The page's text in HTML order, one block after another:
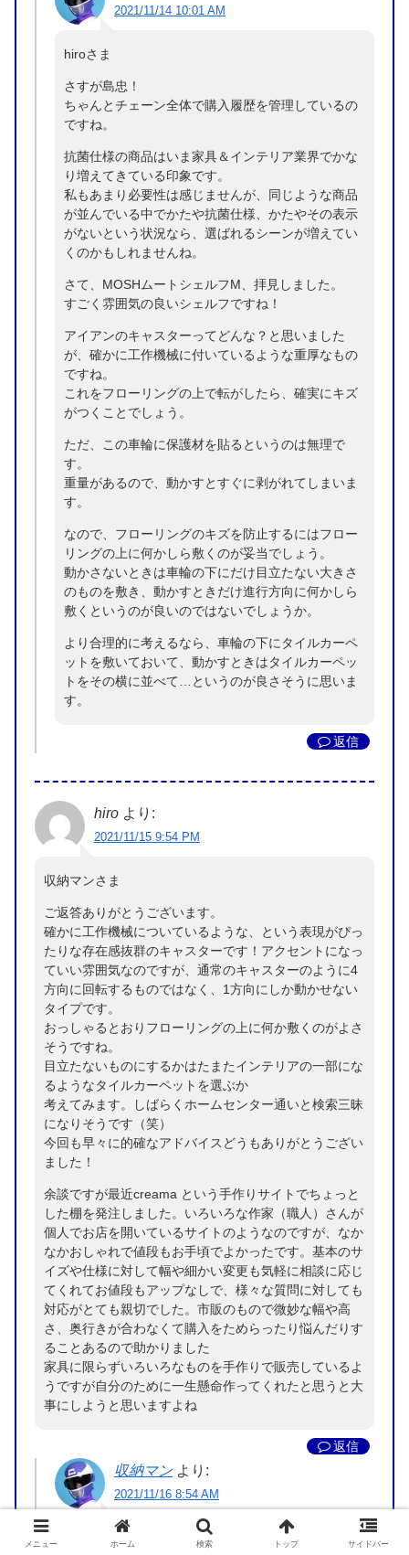
2021/11/14 10:01 AM
hiroさま
さすが島忠！
ちゃんとチェーン全体で購入履歴を管理しているの
ですね。
抗菌仕様の商品はいま家具＆インテリア業界でかな
り増えてきている印象です。
私もあまり必要性は感じませんが、同じような商品
が並んでいる中でかたや抗菌仕様、かたやその表示
がないという状況なら、選ばれるシーンが増えてい
くのかもしれませんね。
さて、MOSHムートシェルフM、拝見しました。
すごく雰囲気の良いシェルフですね！
アイアンのキャスターってどんな？と思いました
が、確かに工作機械に付いているような重厚なもの
ですね。
これをフローリングの上で転がしたら、確実にキズ
がつくことでしょう。
ただ、この車輪に保護材を貼るというのは無理で
す。
重量があるので、動かすとすぐに剥がれてしまいま
す。
なので、フローリングのキズを防止するにはフロー
リングの上に何かしら敷くのが妥当でしょう。
動かさないときは車輪の下にだけ目立たない大きさ
のものを敷き、動かすときだけ進行方向に何かしら
敷くというのが良いのではないでしょうか。
より合理的に考えるなら、車輪の下にタイルカーペ
ットを敷いておいて、動かすときはタイルカーペッ
トをその横に並べて…というのが良さそうに思いま
す。
返信
hiro より:
2021/11/15 9:54 PM
収納マンさま
ご返答ありがとうございます。
確かに工作機械についているような、という表現がぴっ
たりな存在感抜群のキャスターです！アクセントになっ
ていい雰囲気なのですが、通常のキャスターのように4
方向に回転するものではなく、1方向にしか動かせない
タイプです。
おっしゃるとおりフローリングの上に何か敷くのがよさ
そうですね。
目立たないものにするかはたまたインテリアの一部にな
るようなタイルカーペットを選ぶか
考えてみます。しばらくホームセンター通いと検索三昧
になりそうです（笑）
今回も早々に的確なアドバイスどうもありがとうござい
ました！
余談ですが最近creama という手作りサイトでちょっと
した棚を発注しました。いろいろな作家（職人）さんが
個人でお店を開いているサイトのようなのですが、なか
なかおしゃれで値段もお手頃でよかったです。基本のサ
イズや仕様に対して幅や細かい変更も気軽に相談に応じ
てくれてお値段もアップなしで、様々な質問に対しても
対応がとても親切でした。市販のもので微妙な幅や高
さ、奥行きが合わなくて購入をためらったり悩んだりす
ることあるので助かりました
家具に限らずいろいろなものを手作りで販売しているよ
うですが自分のために一生懸命作ってくれたと思うと大
事にしようと思いますよね
返信
収納マン より:
2021/11/16 8:54 AM
メニュー ホーム 検索 トップ サイドバー